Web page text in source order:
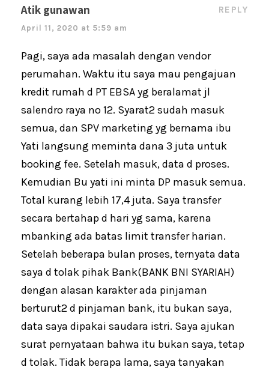
Atik gunawan
April 11, 2020 at 5:59 am
REPLY
Pagi, saya ada masalah dengan vendor
perumahan. Waktu itu saya mau pengajuan
kredit rumah d PT EBSA yg beralamat jl
salendro raya no 12. Syarat2 sudah masuk
semua, dan SPV marketing yg bernama ibu
Yati langsung meminta dana 3 juta untuk
booking fee. Setelah masuk, data d proses.
Kemudian Bu yati ini minta DP masuk semua.
Total kurang lebih 17,4 juta. Saya transfer
secara bertahap d hari yg sama, karena
mbanking ada batas limit transfer harian.
Setelah beberapa bulan proses, ternyata data
saya d tolak pihak Bank(BANK BNI SYARIAH)
dengan alasan karakter ada pinjaman
berturut2 d pinjaman bank, itu bukan saya,
data saya dipakai saudara istri. Saya ajukan
surat pernyataan bahwa itu bukan saya, tetap
d tolak. Tidak berapa lama, saya tanyakan